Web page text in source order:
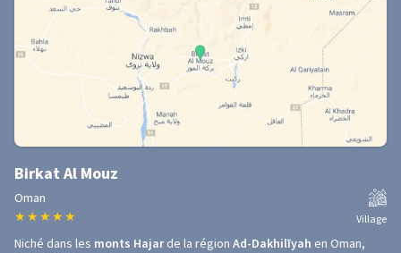
Birkat Al Mouz
Oman
★ ★ ★ ★ ★ Village
Niché dans les monts Hajarde la région Ad-Dakhilīyah en Oman,